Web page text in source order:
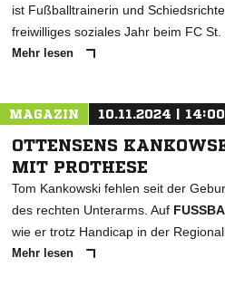
ist Fußballtrainerin und
freiwilliges soziales Jahr beim FC St.
Mehr lesen
MAGAZIN 10.11.2024 | 14:00
OTTENSENS
MIT PROTHESE
Tom Kankowski fehlen seit der
des rechten Unterarms. Auf
wie er trotz Handicap in der
Mehr lesen